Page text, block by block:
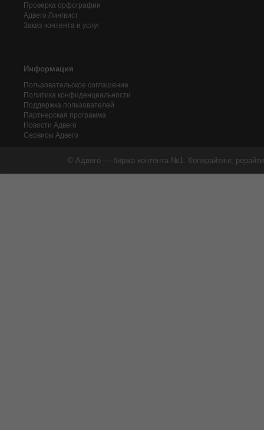
Проверка орфографии
Адвего Лингвист
Заказ контента и услуг
Информация
Пользовательское соглашение
Политика конфиденциальности
Поддержка пользователей
Партнерская программа
Новости Адвего
Сервисы Адвего
© Адвего — биржа контента №1. Копирайтинг,